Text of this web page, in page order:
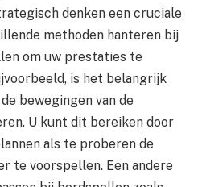
denken een cruciale
methoden hanteren bij
om uw prestaties te
is het belangrijk
bewegingen van de
U kunt dit bereiken door
als te proberen de
te voorspellen. Een andere